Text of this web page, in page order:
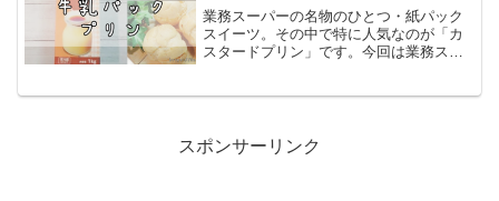
業務スーパーの名物のひとつ・紙パック
スイーツ。その中で特に人気なのが「カ
スタードプリン」です。今回は業務スー
スポンサーリンク